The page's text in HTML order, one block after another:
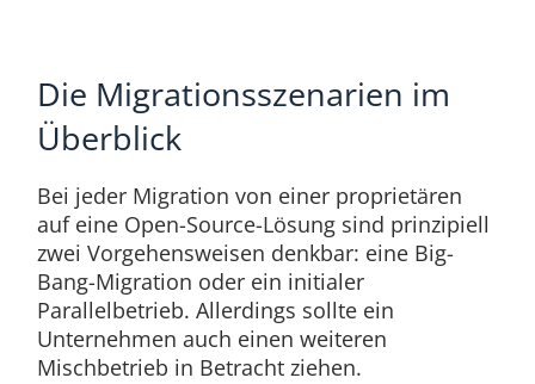
Die Migrationsszenarien im
Überblick
Bei jeder Migration von einer proprietären
auf eine Open-Source-Lösung sind prinzipiell
zwei Vorgehensweisen denkbar: eine Big-
Bang-Migration oder ein initialer
Parallelbetrieb. Allerdings sollte ein
Unternehmen auch einen weiteren
Mischbetrieb in Betracht ziehen.